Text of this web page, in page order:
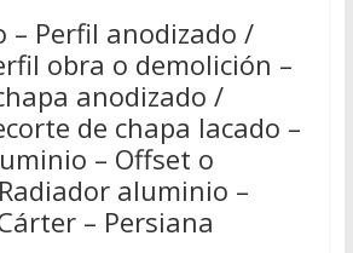
– Perfil anodizado /
obra o demolición –
anodizado /
de chapa lacado –
– Offset o
aluminio –
– Persiana